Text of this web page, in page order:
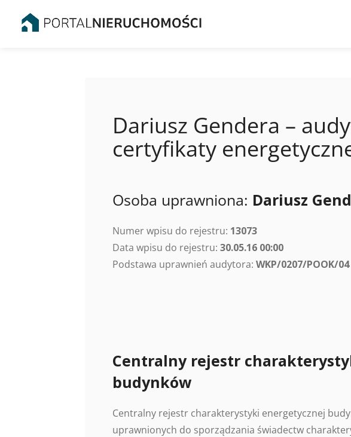
Dariusz Gendera –
certyfikaty
Osoba uprawniona: Dariusz
Numer wpisu do rejestru: 13073
Data wpisu do rejestru: 30.05.16 00:00
Podstawa uprawnień audytora: WKP/0207/POOK/04
Centralny rejestr
budynków
Centralny rejestr charakterystyki energetycznej
uprawnionych do sporządzania świadectw